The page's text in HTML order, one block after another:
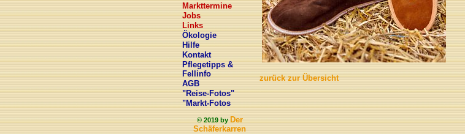
Markttermine
Jobs
Links
Ökologie
Hilfe
Kontakt
Pflegetipps &
Fellinfo
AGB
"Reise-Fotos"
"Markt-Fotos
© 2019 byDer
Schäferkarren
zurück zur Übersicht